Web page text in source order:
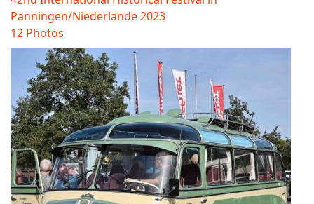
Panningen/Niederlande 2023
12 Photos